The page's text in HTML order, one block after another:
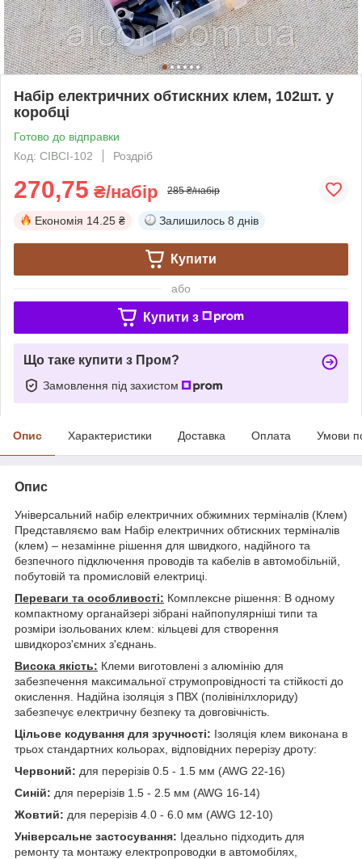
Набір електричних обтискних клем, 102шт. у
коробці
Готово до відправки
Код: CIBCI-102
Роздріб
270,75 ₴/набір 285 ₴/набір
Економія 14.25 ₴ Залишилось 8 днів
Купити
або
Купити з
Що таке купити з Пром?
Замовлення під захистом
Опис Характеристики Доставка Оплата Умови
Опис
Універсальний набір електричних обжимних терміналів (Клем)
Представляємо вам Набір електричних обтискних терміналів
(клем) – незамінне рішення для швидкого, надійного та
безпечного підключення проводів та кабелів в автомобільній,
побутовій та промисловій електриці.
Переваги та особливості: Комплексне рішення: В одному
компактному органайзері зібрані найпопулярніші типи та
розміри ізольованих клем: кільцеві для створення
швидкороз'ємних з'єднань.
Висока якість: Клеми виготовлені з алюмінію для
забезпечення максимальної струмопровідності та стійкості до
окислення. Надійна ізоляція з ПВХ (полівінілхлориду)
забезпечує електричну безпеку та довговічність.
Цільове кодування для зручності: Ізоляція клем виконана в
трьох стандартних кольорах, відповідних перерізу дроту:
Червоний: для перерізів 0.5 - 1.5 мм (AWG 22-16)
Синій: для перерізів 1.5 - 2.5 мм (AWG 16-14)
Жовтий: для перерізів 4.0 - 6.0 мм (AWG 12-10)
Універсальне застосування: Ідеально підходить для
ремонту та монтажу електропроводки в автомобілях,